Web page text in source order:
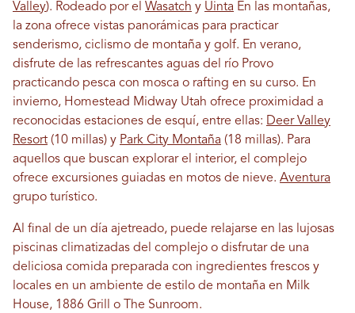
Valley). Rodeado por el Wasatch y Uinta En las montañas,
la zona ofrece vistas panorámicas para practicar
senderismo, ciclismo de montaña y golf. En verano,
disfrute de las refrescantes aguas del río Provo
practicando pesca con mosca o rafting en su curso. En
invierno, Homestead Midway Utah ofrece proximidad a
reconocidas estaciones de esquí, entre ellas: Deer Valley
Resort (10 millas) y Park City Montaña (18 millas). Para
aquellos que buscan explorar el interior, el complejo
ofrece excursiones guiadas en motos de nieve. Aventura
grupo turístico.
Al final de un día ajetreado, puede relajarse en las lujosas
piscinas climatizadas del complejo o disfrutar de una
deliciosa comida preparada con ingredientes frescos y
locales en un ambiente de estilo de montaña en Milk
House, 1886 Grill o The Sunroom.